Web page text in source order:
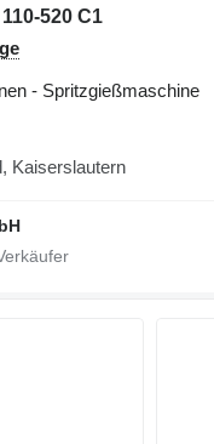
520 C1
- Spritzgießmaschine
Kaiserslautern